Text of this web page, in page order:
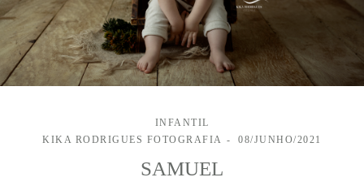
INFANTIL
KIKA RODRIGUES FOTOGRAFIA
08/JUNHO/2021
SAMUEL